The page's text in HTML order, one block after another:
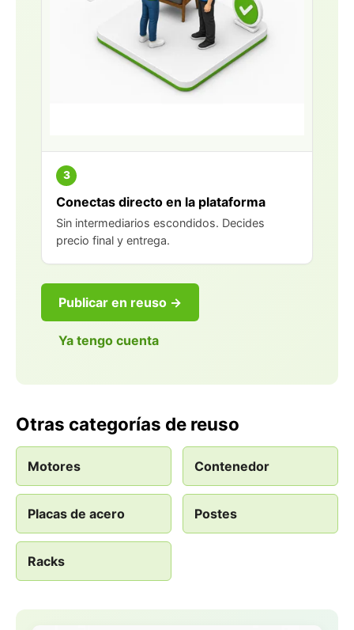
3
Conectas directo en la plataforma
Sin intermediarios escondidos. Decides
precio final y entrega.
Publicar en reuso →
Ya tengo cuenta
Otras categorías de reuso
Motores Contenedor
Placas de acero Postes
Racks